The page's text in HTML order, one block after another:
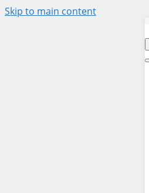
Skip to main content